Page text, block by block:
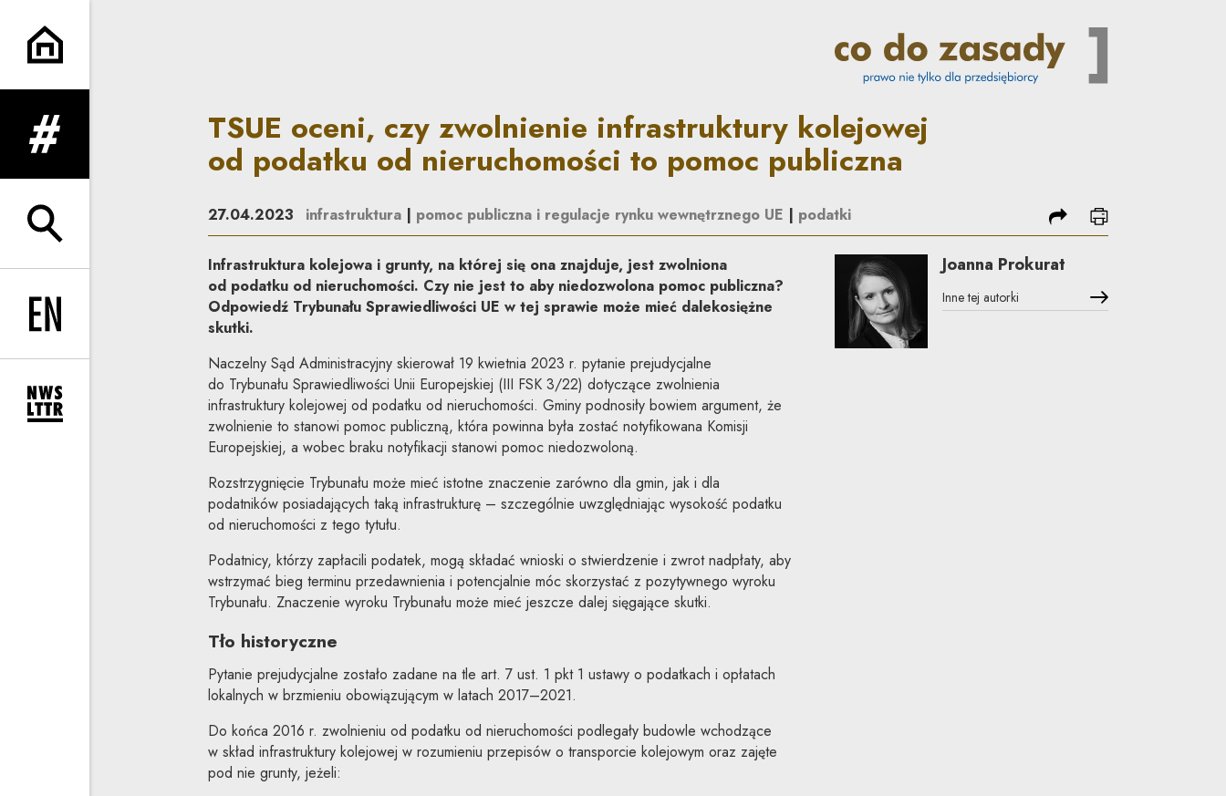
TSUE oceni, czy zwolnienie infrastruktury kolejowej od podatku od nieruchomości to
rozwiń menu
rozwiń wyszukiwarkę
Change language to EN
rozwiń formularz zapisu na newsletter
TSUE oceni, czy zwolnienie infrastruktury kolejowej
od podatku od nieruchomości to pomoc publiczna
27.04.2023 infrastruktura| pomoc publiczna i regulacje rynku wewnętrznego UE | podatki podziel się
drukuj
Infrastruktura kolejowa i grunty, na której się ona znajduje, jest zwolniona
od podatku od nieruchomości. Czy nie jest to aby niedozwolona pomoc publiczna?
Odpowiedź Trybunału Sprawiedliwości UE w tej sprawie może mieć dalekosiężne
skutki.
Naczelny Sąd Administracyjny skierował 19 kwietnia 2023 r. pytanie prejudycjalne
do Trybunału Sprawiedliwości Unii Europejskiej (III FSK 3/22) dotyczące zwolnienia
infrastruktury kolejowej od podatku od nieruchomości. Gminy podnosiły bowiem argument, że
zwolnienie to stanowi pomoc publiczną, która powinna była zostać notyfikowana Komisji
Europejskiej, a wobec braku notyfikacji stanowi pomoc niedozwoloną.
Rozstrzygnięcie Trybunału może mieć istotne znaczenie zarówno dla gmin, jak i dla
podatników posiadających taką infrastrukturę – szczególnie uwzględniając wysokość podatku
od nieruchomości z tego tytułu.
Podatnicy, którzy zapłacili podatek, mogą składać wnioski o stwierdzenie i zwrot nadpłaty, aby
wstrzymać bieg terminu przedawnienia i potencjalnie móc skorzystać z pozytywnego wyroku
Trybunału. Znaczenie wyroku Trybunału może mieć jeszcze dalej sięgające skutki.
Tło historyczne
Pytanie prejudycjalne zostało zadane na tle art. 7 ust. 1 pkt 1 ustawy o podatkach i opłatach
lokalnych w brzmieniu obowiązującym w latach 2017–2021.
Do końca 2016 r. zwolnieniu od podatku od nieruchomości podlegały budowle wchodzące
w skład infrastruktury kolejowej w rozumieniu przepisów o transporcie kolejowym oraz zajęte
pod nie grunty, jeżeli:
Joanna Prokurat
Inne tej autorki